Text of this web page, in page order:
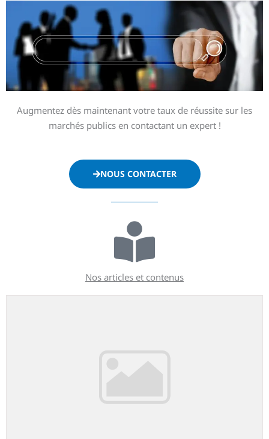
Augmentez dès maintenant votre taux de réussite sur les
marchés publics en contactant un expert !
NOUS CONTACTER
Nos articles et contenus